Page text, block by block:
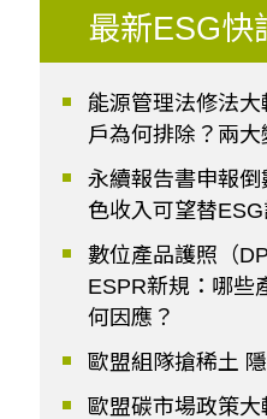
最新ESG快
能源管理法修法
戶為何排除？兩大
永續報告書申報
色收入可望替
數位產品護照（
ESPR新規：哪些
何因應？
歐盟組隊搶稀土
歐盟碳市場政策